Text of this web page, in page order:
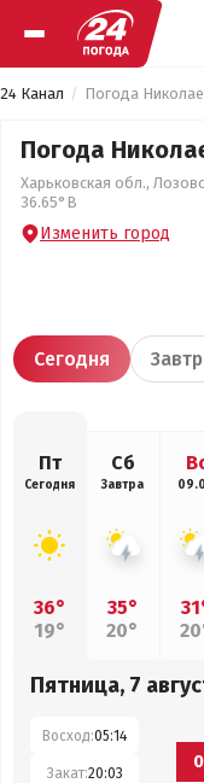
24 Канал Погода
Погода
Харьковская обл.,
36.65°В
Изменить город
Сегодня
Пт
Сегодня
36°
19°
Сб
Завтра
35°
20°
Пятница, 7
Восход:05:14
Закат:20:03